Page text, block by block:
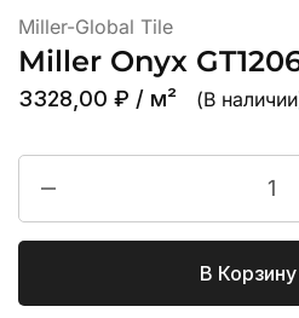
Miller-Global Tile
Miller Onyx
3328,00 ₽ / м² (В
В Корзину